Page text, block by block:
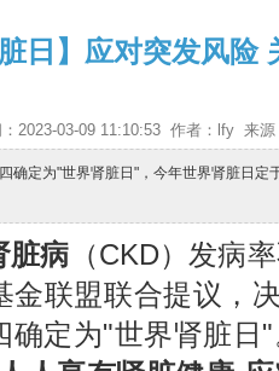
脏日】应对突发风险
：2023-03-09 11:10:53 作者：lfy 来源
确定为"世界肾脏日"，今年世界肾脏日
脏病 （CKD）发病
金联盟联合提议，
确定为"世界肾脏日